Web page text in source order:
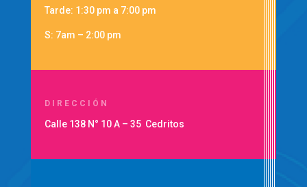
Tarde: 1:30 pm a 7:00 pm
S: 7am – 2:00 pm
DIRECCIÓN
Calle 138 N° 10 A – 35 Cedritos